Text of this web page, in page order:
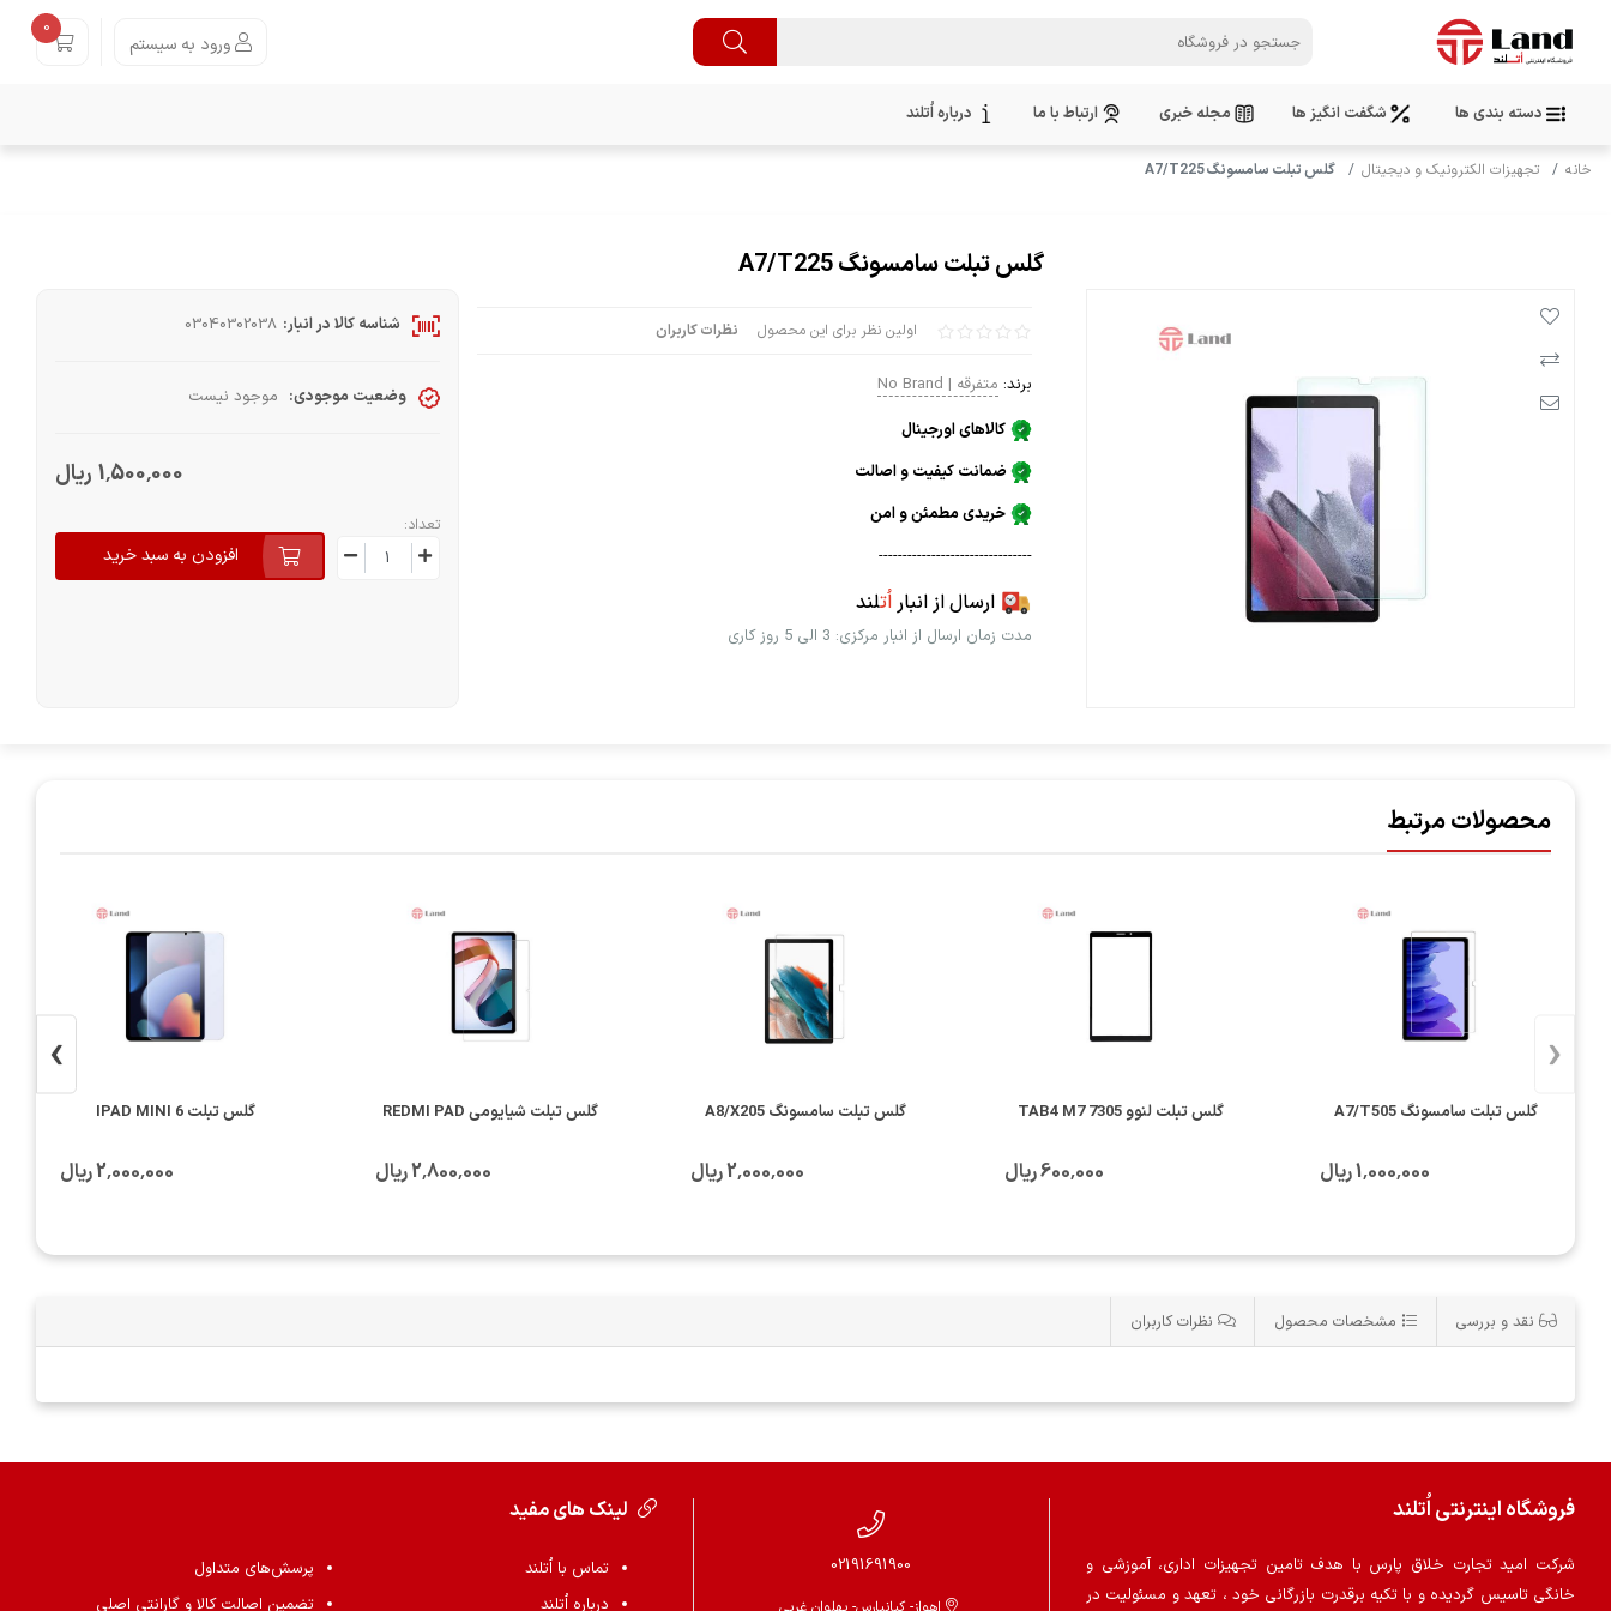
ورود به سیستم
0
دسته بندی ها شگفت انگیز ها مجله خبری ارتباط با ما درباره اُتلند
خانه تجهیزات الکترونیک و دیجیتال گلس تبلت سامسونگ A7/T225
گلس تبلت سامسونگ A7/T225
اولین نظر برای این محصول نظرات کاربران
برند: متفرقه | No Brand
کالاهای اورجینال
ضمانت کیفیت و اصالت
خریدی مطمئن و امن
--------------------------------
ارسال از انباراُتلند
مدت زمان ارسال از انبار مرکزی: 3 الی 5 روز کاری
شناسه کالا در انبار: 03040302038
وضعیت موجودی: موجود نیست
1٬500٬000 ریال
تعداد:
افزودن به سبد خرید
محصولات مرتبط
گلس تبلت سامسونگ A7/T505
1٬000٬000 ریال
گلس تبلت لنوو TAB4 M7 7305
600٬000 ریال
گلس تبلت سامسونگ A8/X205
2٬000٬000 ریال
گلس تبلت شیایومی REDMI PAD
2٬800٬000 ریال
گلس تبلت IPAD MINI 6
2٬000٬000 ریال
‹
›
نقد و بررسی مشخصات محصول نظرات کاربران
فروشگاه اینترنتی اُتلند
شرکت امید تجارت خلاق پارس با هدف تامین تجهیزات اداری، آموزشی و
خانگی تاسیس گردیده و با تکیه برقدرت بازرگانی خود ، تعهد و مسئولیت در
02191691900
لینک های مفید
تماس با اُتلند
درباره اُتلند
پرسش‌های متداول
تضمین اصالت کالا و گارانتی اصلی